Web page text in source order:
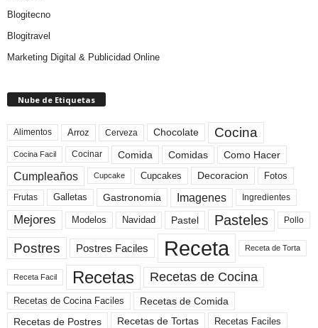
Blogitecno
Blogitravel
Marketing Digital & Publicidad Online
Nube de Etiquetas
Alimentos Arroz Cerveza Chocolate Cocina
Cocina Facil Cocinar Comida Comidas Como Hacer
Cumpleaños Cupcake Cupcakes Decoracion Fotos
Frutas Galletas Gastronomia Imagenes Ingredientes
Mejores Modelos Navidad Pastel Pasteles Pollo
Postres Postres Faciles Receta Receta de Torta
Receta Facil Recetas Recetas de Cocina
Recetas de Cocina Faciles
Recetas de Comida
Recetas de Postres
Recetas de Tortas Recetas Faciles